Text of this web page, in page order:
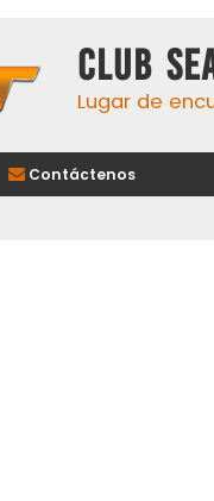
Club
Lugar de
Contáctenos